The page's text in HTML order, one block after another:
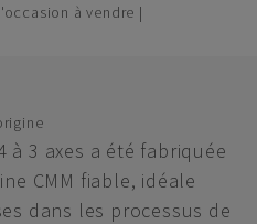
à vendre |
à 3 axes a été fabriquée
CMM fiable, idéale
dans les processus de